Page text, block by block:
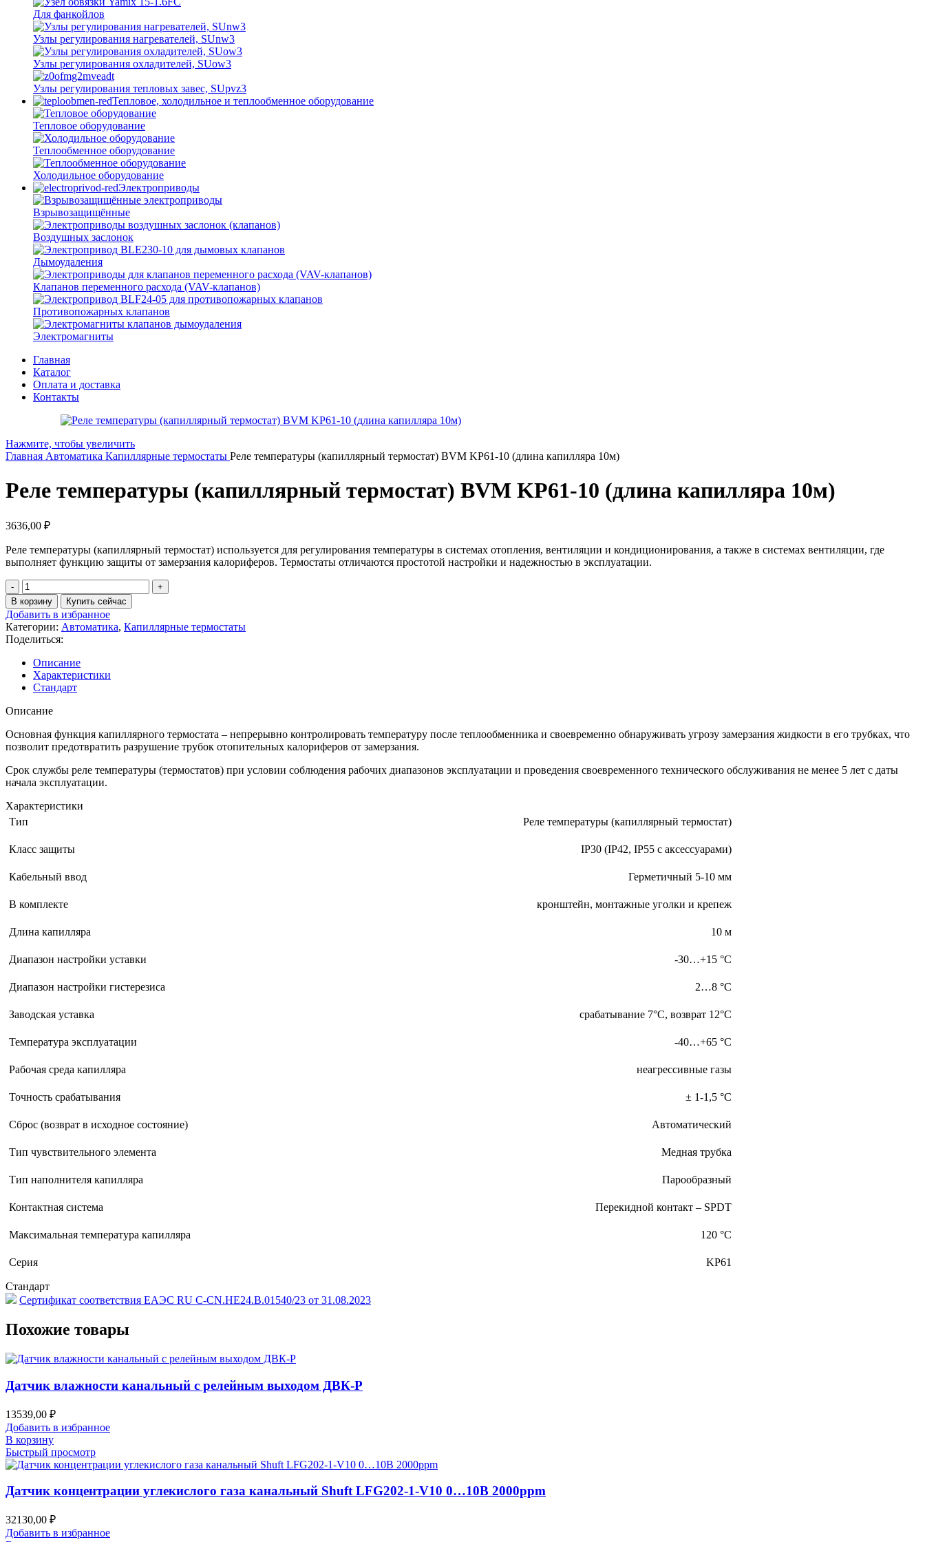
Для фанкойлов
Узлы регулирования нагревателей, SUnw3
Узлы регулирования охладителей, SUow3
Узлы регулирования тепловых завес, SUpvz3
Тепловое, холодильное и теплообменное оборудование
Тепловое оборудование
Теплообменное оборудование
Холодильное оборудование
Электроприводы
Взрывозащищённые
Воздушных заслонок
Дымоудаления
Клапанов переменного расхода (VAV-клапанов)
Противопожарных клапанов
Электромагниты
Главная
Каталог
Оплата и доставка
Контакты
Нажмите, чтобы увеличить
Главная Автоматика Капиллярные термостаты Реле температуры (капиллярный термостат) BVM KP61-10 (длина капилляра 10м)
Реле температуры (капиллярный термостат) BVM KP61-10 (длина капилляра 10м)
3636,00 ₽
Реле температуры (капиллярный термостат) используется для регулирования температуры в системах отопления, вентиляции и кондиционирования, а также в системах вентиляции, где
выполняет функцию защиты от замерзания калориферов. Термостаты отличаются простотой настройки и надежностью в эксплуатации.
Количество
товара
Реле
температуры
(капиллярный
термостат)
BVM
KP61-
10
(длина
капилляра
В корзину Купить сейчас
Добавить в избранное
Категории: Автоматика, Капиллярные термостаты
Поделиться:
Описание
Характеристики
Стандарт
Описание
Основная функция капиллярного термостата – непрерывно контролировать температуру после теплообменника и своевременно обнаруживать угрозу замерзания жидкости в его трубках, что
позволит предотвратить разрушение трубок отопительных калориферов от замерзания.
Срок службы реле температуры (термостатов) при условии соблюдения рабочих диапазонов эксплуатации и проведения своевременного технического обслуживания не менее 5 лет с даты
начала эксплуатации.
Характеристики
Тип
Реле температуры (капиллярный термостат)
Класс защиты IP30 (IP42, IP55 с аксессуарами)
Кабельный ввод Герметичный 5-10 мм
В комплекте кронштейн, монтажные уголки и крепеж
Длина капилляра 10 м
Диапазон настройки уставки -30…+15 °C
Диапазон настройки гистерезиса 2…8 °C
Заводская уставка срабатывание 7°C, возврат 12°C
Температура эксплуатации -40…+65 °C
Рабочая среда капилляра неагрессивные газы
Точность срабатывания ± 1-1,5 °C
Сброс (возврат в исходное состояние) Автоматический
Тип чувствительного элемента Медная трубка
Тип наполнителя капилляра Парообразный
Контактная система Перекидной контакт – SPDT
Максимальная температура капилляра 120 °C
Серия KP61
Стандарт
Сертификат соответствия ЕАЭС RU C-CN.HE24.B.01540/23 от 31.08.2023
Похожие товары
Датчик влажности канальный с релейным выходом ДВК-Р
13539,00 ₽
Добавить в избранное
В корзину
Быстрый просмотр
Датчик концентрации углекислого газа канальный Shuft LFG202-1-V10 0…10В 2000ppm
32130,00 ₽
Добавить в избранное